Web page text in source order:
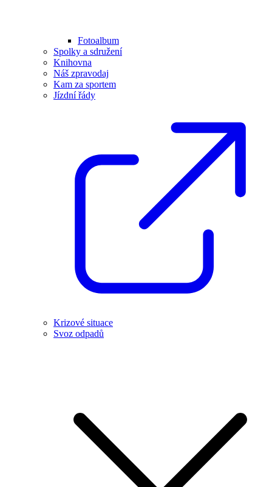
Fotoalbum
Spolky a sdružení
Knihovna
Náš zpravodaj
Kam za sportem
Jízdní řády
Krizové situace
Svoz odpadů